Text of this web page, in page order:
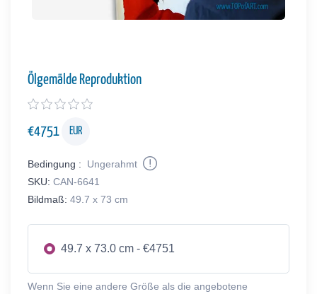
Ölgemälde Reproduktion
€4751 EUR
Bedingung :
Ungerahmt
SKU: CAN-6641
Bildmaß: 49.7 x 73 cm
49.7 x 73.0 cm - €4751
Wenn Sie eine andere Größe als die angebotene